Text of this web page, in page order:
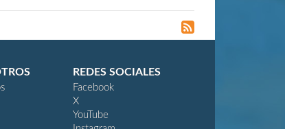
REDES SOCIALES
Facebook
X
YouTube